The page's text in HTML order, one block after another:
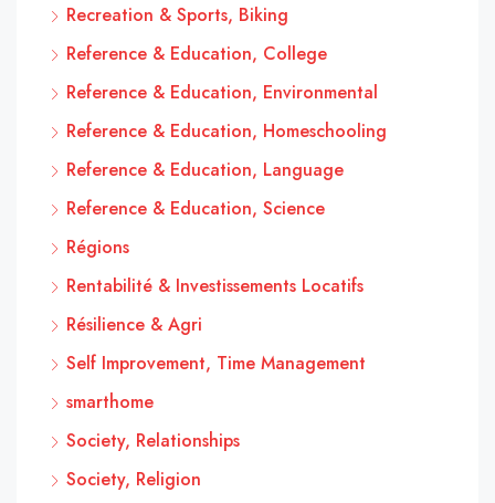
Recreation & Sports, Biking
Reference & Education, College
Reference & Education, Environmental
Reference & Education, Homeschooling
Reference & Education, Language
Reference & Education, Science
Régions
Rentabilité & Investissements Locatifs
Résilience & Agri
Self Improvement, Time Management
smarthome
Society, Relationships
Society, Religion